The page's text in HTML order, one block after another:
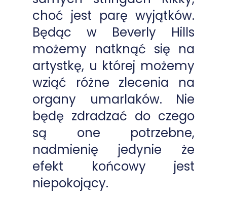
choć jest parę wyjątków.
Będąc w Beverly Hills
możemy natknąć się na
artystkę, u której możemy
wziąć różne zlecenia na
organy umarlaków. Nie
będę zdradzać do czego
są one potrzebne,
nadmienię jedynie że
efekt końcowy jest
niepokojący.